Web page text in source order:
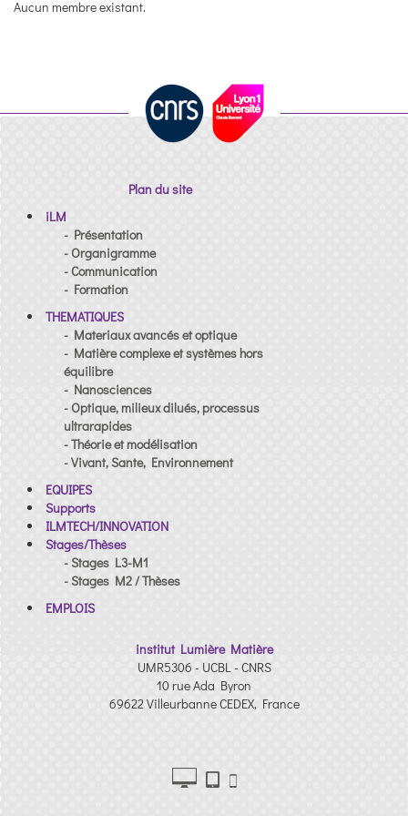
Aucun membre existant.
Plan du site
iLM
- Présentation
- Organigramme
- Communication
- Formation
THEMATIQUES
- Materiaux avancés et optique
- Matière complexe et systèmes hors
équilibre
- Nanosciences
- Optique, milieux dilués, processus
ultrarapides
- Théorie et modélisation
- Vivant, Sante, Environnement
EQUIPES
Supports
ILMTECH/INNOVATION
Stages/Thèses
- Stages L3-M1
- Stages M2 / Thèses
EMPLOIS
institut Lumière Matière
UMR5306 - UCBL - CNRS
10 rue Ada Byron
69622 Villeurbanne CEDEX, France